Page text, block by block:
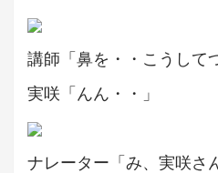
講師「鼻を・・こうして
実咲「んん・・」
ナレーター「み、実咲さ